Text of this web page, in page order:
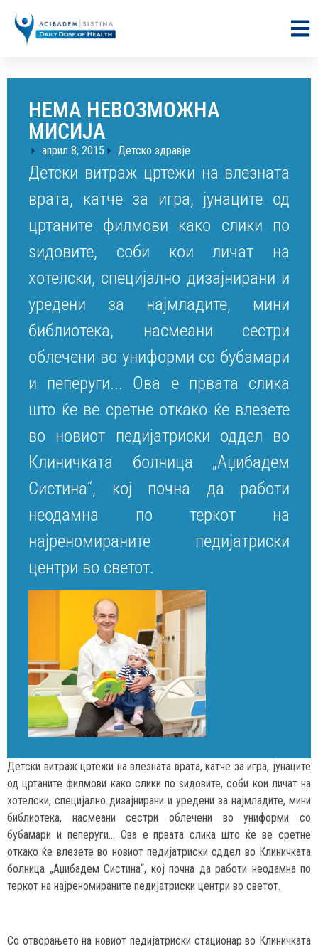
НЕМА НЕВОЗМОЖНА
МИСИЈА
април 8, 2015 Детско здравје
Детски витраж цртежи на влезната
врата, катче за игра, јунаците од
цртаните филмови како слики по
ѕидовите, соби кои личат на
хотелски, специјално дизајнирани и
уредени за најмладите, мини
библиотека, насмеани сестри
облечени во униформи со бубамари
и пеперуги... Ова е првата слика
што ќе ве сретне откако ќе влезете
во новиот педијатриски оддел во
Клиничката болница „Аџибадем
Систина“, кој почна да работи
неодамна по теркот на
најреномираните педијатриски
центри во светот.
Детски витраж цртежи на влезната врата, катче за игра, јунаците
од цртаните филмови како слики по ѕидовите, соби кои личат на
хотелски, специјално дизајнирани и уредени за најмладите, мини
библиотека, насмеани сестри облечени во униформи со
бубамари и пеперуги… Ова е првата слика што ќе ве сретне
откако ќе влезете во новиот педијатриски оддел во Клиничката
болница „Аџибадем Систина“, кој почна да работи неодамна по
теркот на најреномираните педијатриски центри во светот.
Со отворањето на новиот педијатриски стационар во Клиничката